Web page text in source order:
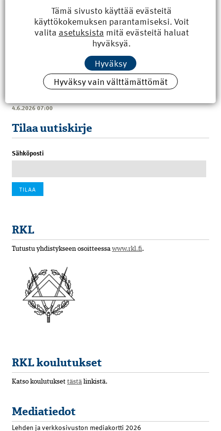
Kyberisku kiinteistötietoihin haittaisi energiarakentamista
8.6.2026 15:21
4.6.2026 07:00
Tilaa uutiskirje
Sähköposti
RKL
Tutustu yhdistykseen osoitteessa www.rkl.fi.
RKL koulutukset
Katso koulutukset tästä linkistä.
Mediatiedot
Lehden ja verkkosivuston mediakortti 2026
Tämä sivusto käyttää evästeitä
käyttökokemuksen parantamiseksi. Voit
valita asetuksista mitä evästeitä haluat
hyväksyä.
Hyväksy
Hyväksy vain välttämättömät